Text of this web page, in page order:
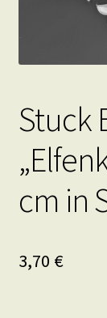
Stuck
cm in
3,70 €